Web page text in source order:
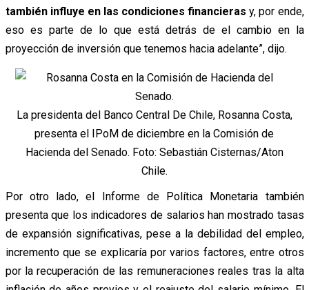
también influye en las condiciones financieras y, por ende,
eso es parte de lo que está detrás de el cambio en la
proyección de inversión que tenemos hacia adelante”, dijo.
La presidenta del Banco Central De Chile, Rosanna Costa,
presenta el IPoM de diciembre en la Comisión de
Hacienda del Senado. Foto: Sebastián Cisternas/Aton
Chile.
Por otro lado, el Informe de Política Monetaria también
presenta que los indicadores de salarios han mostrado tasas
de expansión significativas, pese a la debilidad del empleo,
incremento que se explicaría por varios factores, entre otros
por la recuperación de las remuneraciones reales tras la alta